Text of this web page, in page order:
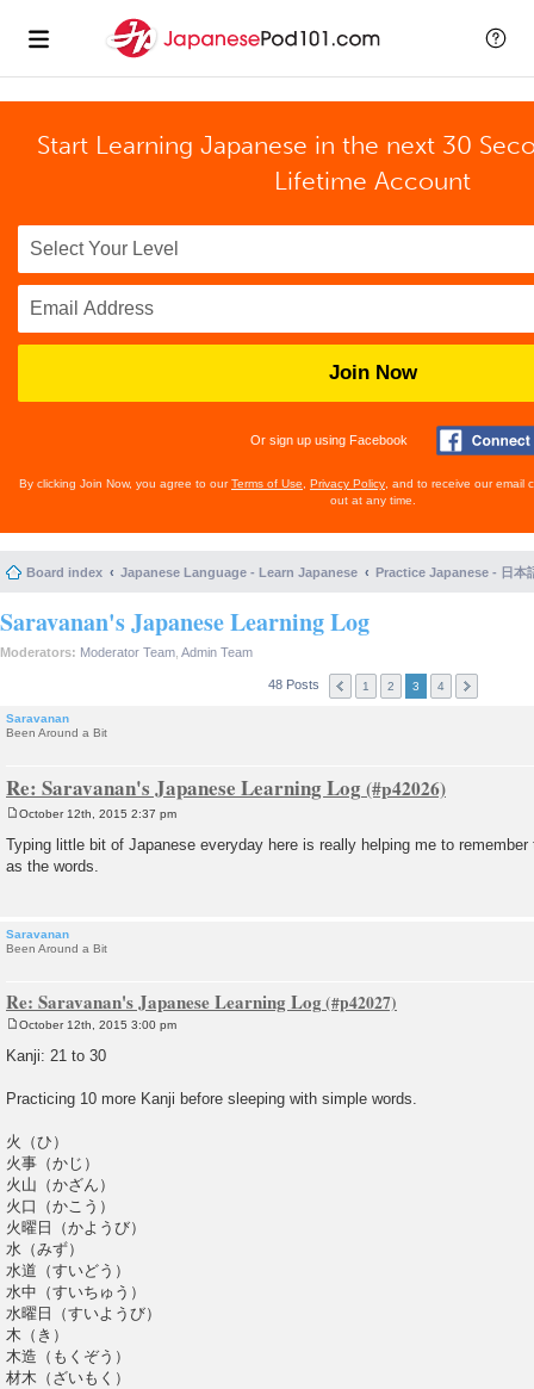
Start Learning Japanese in the next 30
Lifetime Account
Join Now
Or sign up using Facebook
By clicking Join Now, you agree to ourTerms of Use Privacy Policy , and to receive our email
out at any time.
Board index Japanese Language - Learn Japanese Practice Japanese - 日本
Saravanan's Japanese Learning Log
Moderators: Moderator Team Admin Team
48 Posts 1 2 3 4
Saravanan
Been Around a Bit
Re: Saravanan's Japanese Learning Log
s
t
October 12th, 2015 2:37 pm
Typing little bit of Japanese everyday here is really helping me to
as the words.
Saravanan
Been Around a Bit
Re: Saravanan's Japanese Learning Log
s
October 12th, 2015 3:00 pm
Kanji: 21 to 30
Practicing 10 more Kanji before sleeping with simple words.
火（ひ）
火事（かじ）
火山（かざん）
火口（かこう）
火曜日（かようび）
水（みず）
水道（すいどう）
水中（すいちゅう）
水曜日（すいようび）
木（き）
木造（もくぞう）
材木（ざいもく）